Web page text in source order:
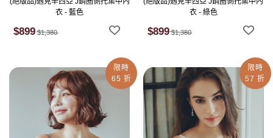
衣 - 藍色
$899 $1,380
衣 - 綠色
$899 $1,380
限時
65 折
限時
57 折